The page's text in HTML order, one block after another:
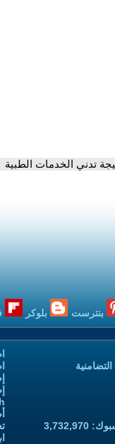
تدني الخدمات الطبية
بنترست بلوكر